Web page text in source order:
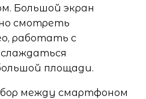
Большой экран
смотреть
работать с
площади.
между смартфоном